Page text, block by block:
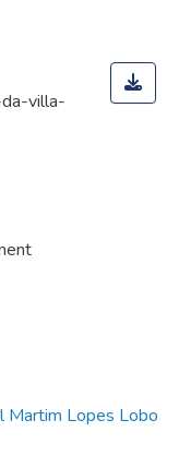
villa-
Martim Lopes Lobo